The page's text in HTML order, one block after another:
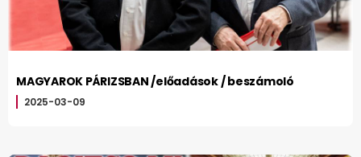
MAGYAROK PÁRIZSBAN /előadások / beszámoló
2025-03-09